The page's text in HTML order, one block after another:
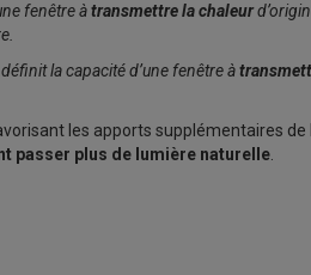
fenêtre àtransmettre la chaleur
la capacité d’une fenêtre à
les apports supplémentaires
passer plus de lumière naturelle